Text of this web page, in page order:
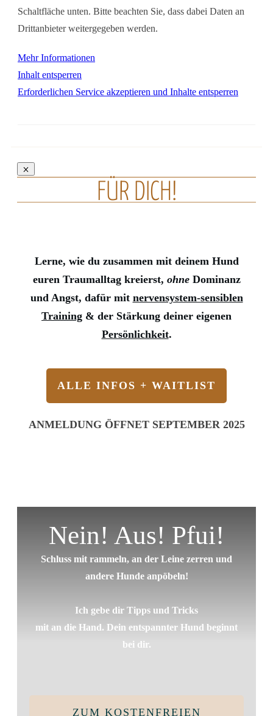
Schaltfläche unten. Bitte beachten Sie, dass dabei Daten an
Drittanbieter weitergegeben werden.
Mehr Informationen
Inhalt entsperren
Erforderlichen Service akzeptieren und Inhalte entsperren
FÜR DICH!
Lerne, wie du zusammen mit deinem Hund
euren Traumalltag kreierst, ohne Dominanz
und Angst, dafür mit nervensystem-sensiblen
Training & der Stärkung deiner eigenen
Persönlichkeit.
ALLE INFOS + WAITLIST
ANMELDUNG ÖFFNET SEPTEMBER 2025
Nein! Aus! Pfui!
Schluss mit rammeln, an der Leine zerren und
andere Hunde anpöbeln!
Ich gebe dir Tipps und Tricks
mit an die Hand. Dein entspannter Hund beginnt
bei dir.
ZUM KOSTENFREIEN